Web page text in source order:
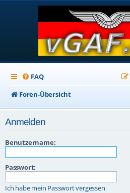
FAQ
Foren-Übersicht
Anmelden
Benutzername:
Passwort:
Ich habe mein Passwort vergessen